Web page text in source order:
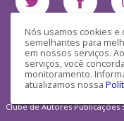
Nós usamos cookies e
semelhantes para
em nossos serviços.
serviços, você
monitoramento.
atualizamos nossa
Clube de Autores Publicações